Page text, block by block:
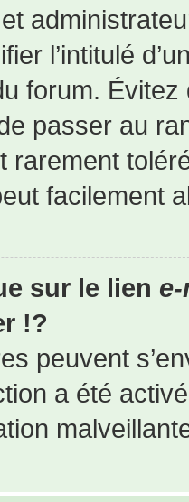
l’intitulé
forum.
passer au
rarement
facilement
sur le lien
!?
peuvent
a été